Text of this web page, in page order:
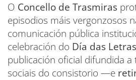
O Concello de Trasmiras
episodios máis vergonzosos
comunicación pública
celebración do Día das
publicación oficial difundida a
sociais do consistorio —e